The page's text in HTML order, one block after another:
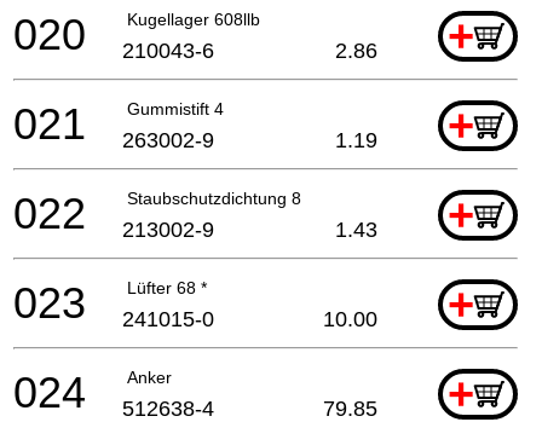
Kugellager 608llb +
020 210043-6 2.86
Gummistift 4 +
021 263002-9 1.19
Staubschutzdichtung 8 +
022 213002-9 1.43
Lüfter 68 * +
023 241015-0 10.00
Anker +
024 512638-4 79.85